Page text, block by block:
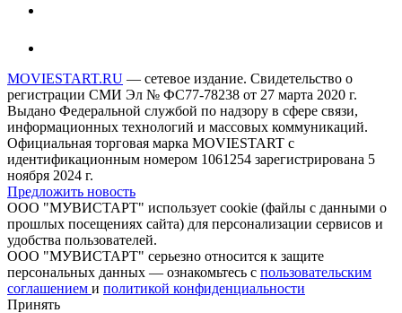
MOVIESTART.RU — сетевое издание. Свидетельство о
регистрации СМИ Эл № ФС77-78238 от 27 марта 2020 г.
Выдано Федеральной службой по надзору в сфере связи,
информационных технологий и массовых коммуникаций.
Официальная торговая марка MOVIESTART с
идентификационным номером 1061254 зарегистрирована 5
ноября 2024 г.
Предложить новость
ООО "МУВИСТАРТ" использует cookie (файлы с данными о
прошлых посещениях сайта) для персонализации сервисов и
удобства пользователей.
ООО "МУВИСТАРТ" серьезно относится к защите
персональных данных — ознакомьтесь с пользовательским
соглашением и политикой конфиденциальности
Принять